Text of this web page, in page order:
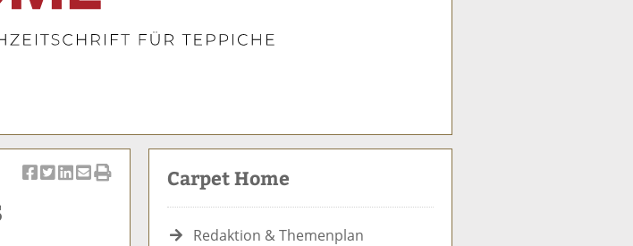
S
u
e
Carpet Home
Redaktion & Themenplan